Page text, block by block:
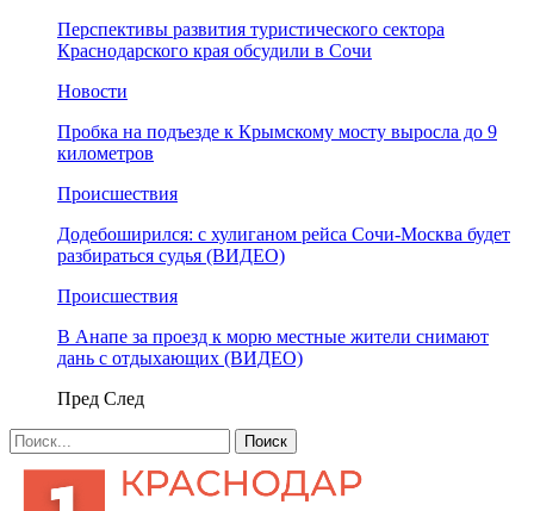
Перспективы развития туристического сектора
Краснодарского края обсудили в Сочи
Новости
Пробка на подъезде к Крымскому мосту выросла до 9
километров
Происшествия
Додебоширился: с хулиганом рейса Сочи-Москва будет
разбираться судья (ВИДЕО)
Происшествия
В Анапе за проезд к морю местные жители снимают
дань с отдыхающих (ВИДЕО)
Пред След